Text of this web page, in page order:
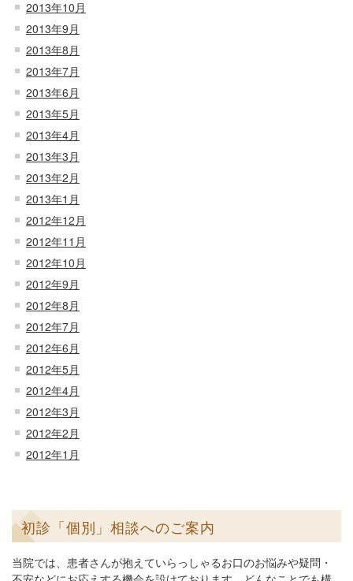
2013年10月
2013年9月
2013年8月
2013年7月
2013年6月
2013年5月
2013年4月
2013年3月
2013年2月
2013年1月
2012年12月
2012年11月
2012年10月
2012年9月
2012年8月
2012年7月
2012年6月
2012年5月
2012年4月
2012年3月
2012年2月
2012年1月
初診「個別」相談へのご案内
当院では、患者さんが抱えていらっしゃるお口のお悩みや疑問・